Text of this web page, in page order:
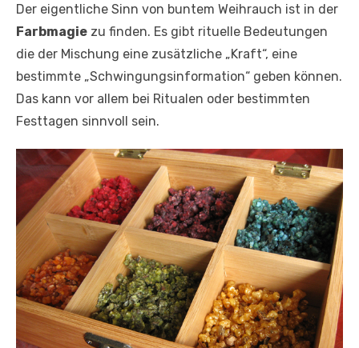
Der eigentliche Sinn von buntem Weihrauch ist in der
Farbmagie zu finden. Es gibt rituelle Bedeutungen
die der Mischung eine zusätzliche „Kraft“, eine
bestimmte „Schwingungsinformation“ geben können.
Das kann vor allem bei Ritualen oder bestimmten
Festtagen sinnvoll sein.